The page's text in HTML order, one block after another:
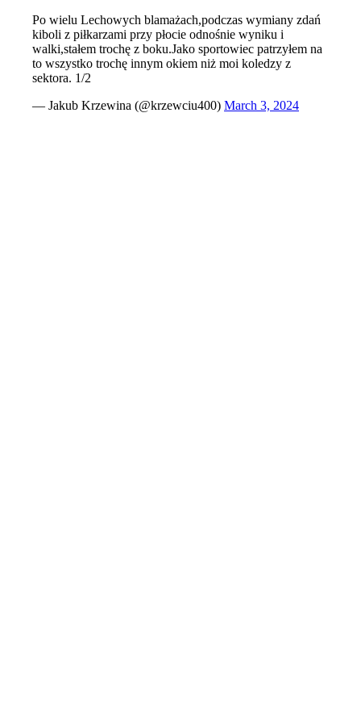
Po wielu Lechowych blamażach,podczas wymiany zdań
kiboli z piłkarzami przy płocie odnośnie wyniku i
walki,stałem trochę z boku.Jako sportowiec patrzyłem na
to wszystko trochę innym okiem niż moi koledzy z
sektora. 1/2
— Jakub Krzewina (@krzewciu400) March 3, 2024